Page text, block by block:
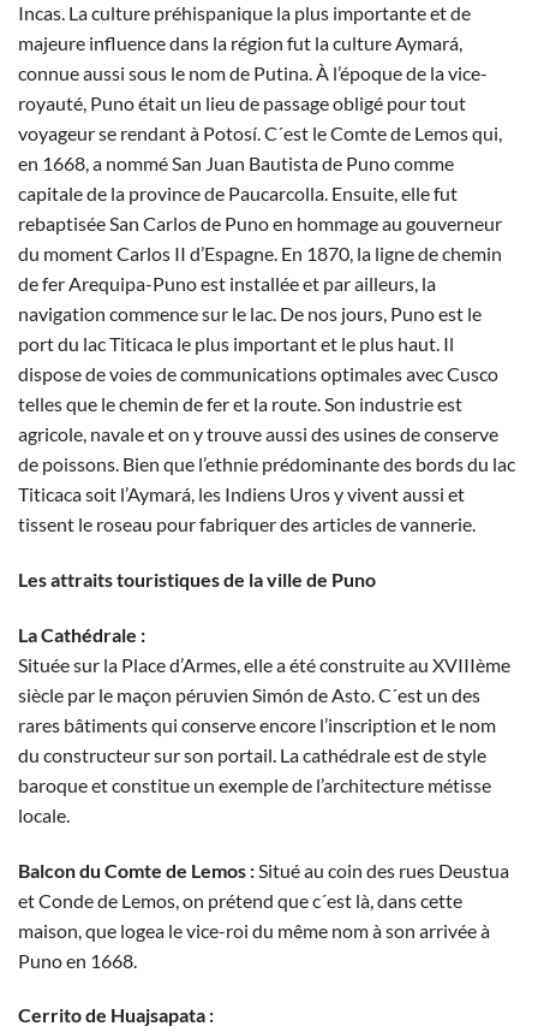
Incas. La culture préhispanique la plus importante et de
majeure influence dans la région fut la culture Aymará,
connue aussi sous le nom de Putina. À l’époque de la vice-
royauté, Puno était un lieu de passage obligé pour tout
voyageur se rendant à Potosí. C´est le Comte de Lemos qui,
en 1668, a nommé San Juan Bautista de Puno comme
capitale de la province de Paucarcolla. Ensuite, elle fut
rebaptisée San Carlos de Puno en hommage au gouverneur
du moment Carlos II d’Espagne. En 1870, la ligne de chemin
de fer Arequipa-Puno est installée et par ailleurs, la
navigation commence sur le lac. De nos jours, Puno est le
port du lac Titicaca le plus important et le plus haut. Il
dispose de voies de communications optimales avec Cusco
telles que le chemin de fer et la route. Son industrie est
agricole, navale et on y trouve aussi des usines de conserve
de poissons. Bien que l’ethnie prédominante des bords du lac
Titicaca soit l’Aymará, les Indiens Uros y vivent aussi et
tissent le roseau pour fabriquer des articles de vannerie.
Les attraits touristiques de la ville de Puno
La Cathédrale :
Située sur la Place d’Armes, elle a été construite au XVIIIème
siècle par le maçon péruvien Simón de Asto. C´est un des
rares bâtiments qui conserve encore l’inscription et le nom
du constructeur sur son portail. La cathédrale est de style
baroque et constitue un exemple de l’architecture métisse
locale.
Balcon du Comte de Lemos : Situé au coin des rues Deustua
et Conde de Lemos, on prétend que c´est là, dans cette
maison, que logea le vice-roi du même nom à son arrivée à
Puno en 1668.
Cerrito de Huajsapata :